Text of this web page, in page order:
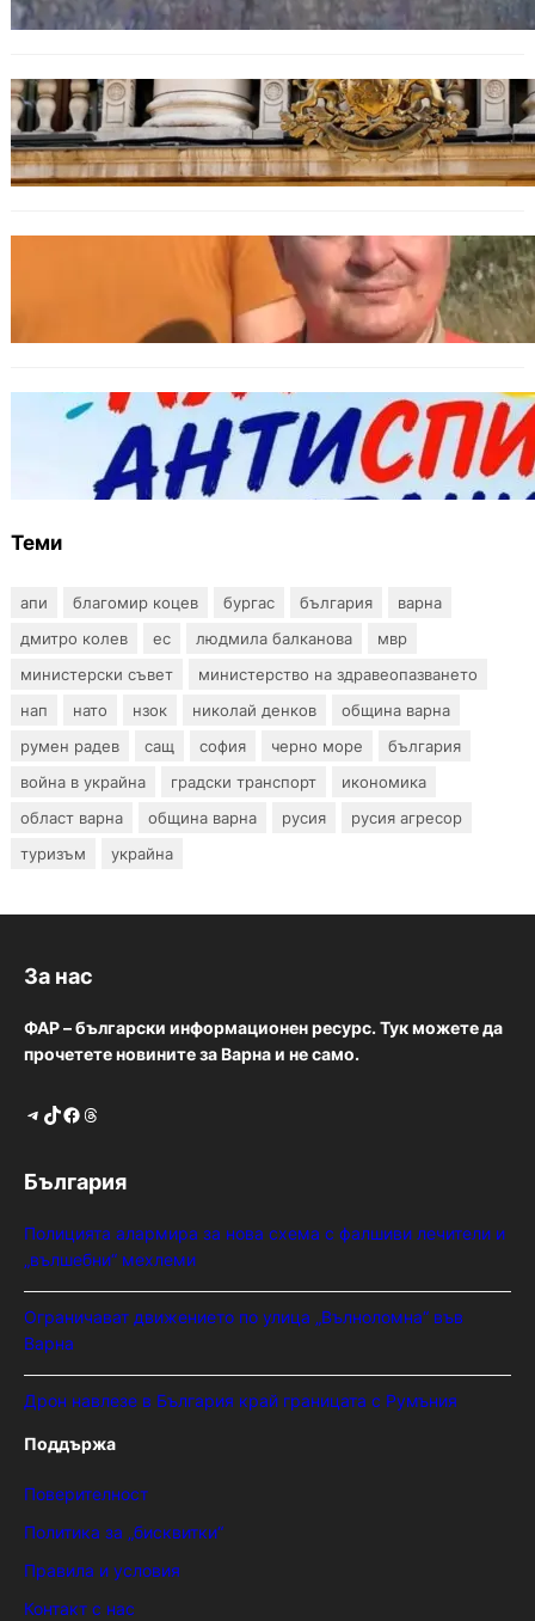
БЪЛГАРИЯ
Дрон навлезе в България край границата с
Румъния
МЗХ: Ловните билети ще могат да се
издават онлайн
БЪЛГАРИЯ
Варна предлага безплатни и анонимни
тестове за ХИВ и други инфекции през
август
Теми
апи благомир коцев бургас българия
варна
дмитро колев
ес людмила балканова
мвр
министерски съвет
министерство на здравеопазването
нап
нато нзок николай денков
община варна
румен радев
сащ софия черно море
българия
война в украйна
градски транспорт
икономика
област варна
община варна русия
русия агресор
туризъм
украйна
За нас
ФАР – български информационен ресурс. Тук можете да
прочетете новините за Варна и не само.
Telegram TikTok Facebook Threads
България
Полицията алармира за нова схема с фалшиви лечители и
„вълшебни“ мехлеми
Ограничават движението по улица „Вълноломна“ във
Варна
Дрон навлезе в България край границата с Румъния
Поддържа
Поверителност
Политика за „бисквитки“
Правила и условия
Контакт с нас